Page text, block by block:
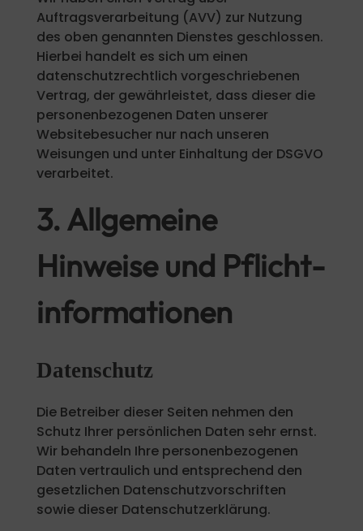
Auftragsverarbeitung (AVV) zur Nutzung
des oben genannten Dienstes geschlossen.
Hierbei handelt es sich um einen
datenschutzrechtlich vorgeschriebenen
Vertrag, der gewährleistet, dass dieser die
personenbezogenen Daten unserer
Websitebesucher nur nach unseren
Weisungen und unter Einhaltung der DSGVO
verarbeitet.
3. Allgemeine
Hinweise und Pflicht­
informationen
Datenschutz
Die Betreiber dieser Seiten nehmen den
Schutz Ihrer persönlichen Daten sehr ernst.
Wir behandeln Ihre personenbezogenen
Daten vertraulich und entsprechend den
gesetzlichen Datenschutzvorschriften
sowie dieser Datenschutzerklärung.